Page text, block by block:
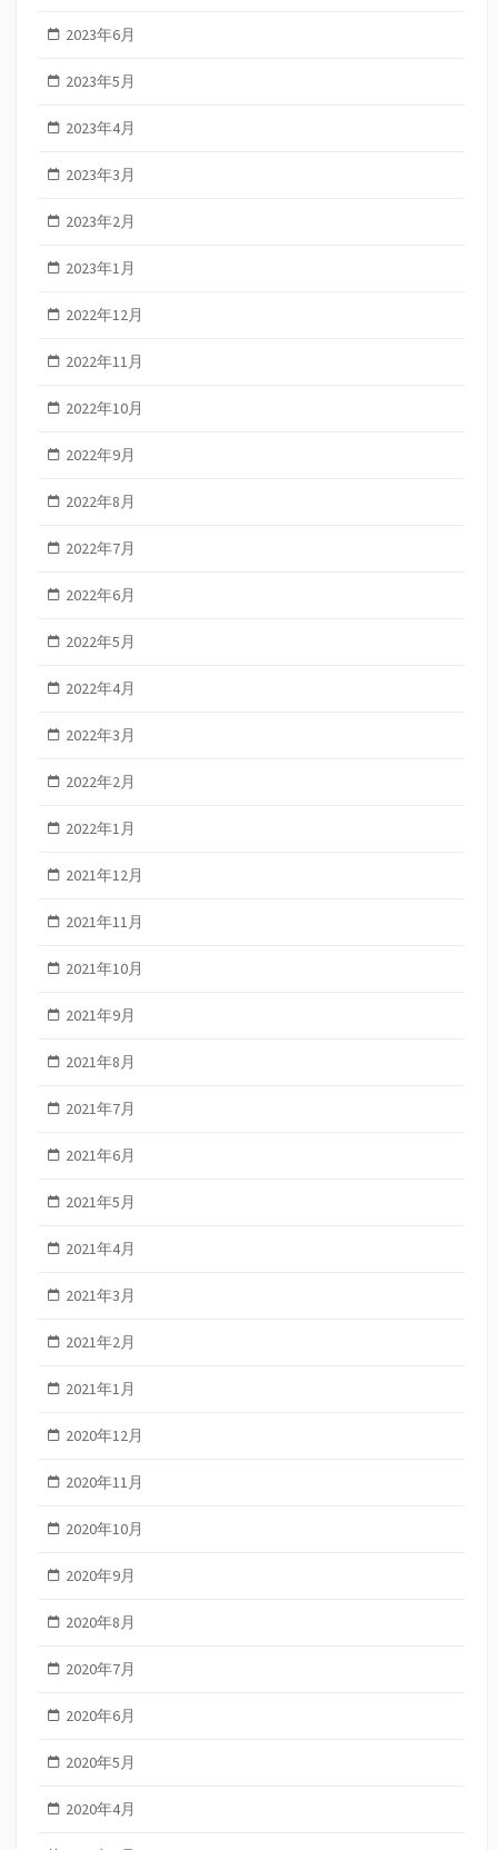
2023年6月
2023年5月
2023年4月
2023年3月
2023年2月
2023年1月
2022年12月
2022年11月
2022年10月
2022年9月
2022年8月
2022年7月
2022年6月
2022年5月
2022年4月
2022年3月
2022年2月
2022年1月
2021年12月
2021年11月
2021年10月
2021年9月
2021年8月
2021年7月
2021年6月
2021年5月
2021年4月
2021年3月
2021年2月
2021年1月
2020年12月
2020年11月
2020年10月
2020年9月
2020年8月
2020年7月
2020年6月
2020年5月
2020年4月